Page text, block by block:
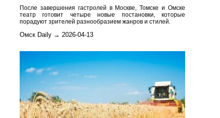
После завершения гастролей в Москве, Томске и Омске
театр готовит четыре новые постановки, которые
порадуют зрителей разнообразием жанров и стилей.
Омск Daily → 2026-04-13